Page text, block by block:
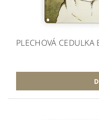
PLECHOVÁ